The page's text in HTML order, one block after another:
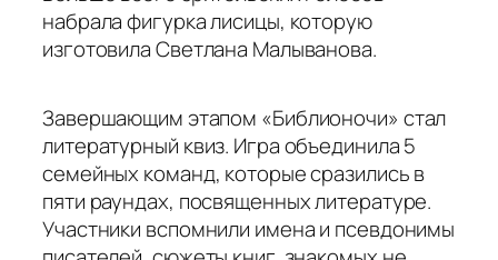
набрала фигурка лисицы, которую
изготовила Светлана Малыванова.
Завершающим этапом «Библионочи» стал
литературный квиз. Игра объединила 5
семейных команд, которые сразились в
пяти раундах, посвященных литературе.
Участники вспомнили имена и псевдонимы